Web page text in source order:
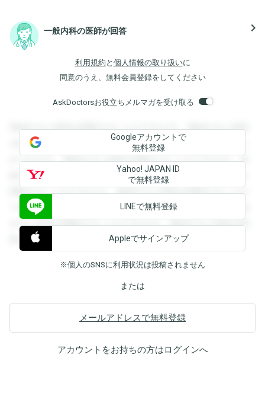
一般内科の医師が回答 navigate_next
利用規約 と 個人情報の取り扱いに
同意のうえ、無料会員登録をしてください
AskDoctorsお役立ちメルマガを受け取る
登録すると回答を閲覧することができます。登録すると回答
を閲覧することができます。登録すると回答を閲覧すること
ができます。登録すると回答を閲覧することができます。登
録すると回答を閲覧することができます。登録すると回答を
閲覧することができます。登録すると回答を閲覧することが
できます。登録すると回答を閲覧することができます。登録
すると回答を閲覧することができます。登録すると回答を閲
覧することができます。
Googleアカウントで
無料登録
Yahoo! JAPAN ID
で無料登録
LINEで無料登録
Appleでサインアップ
※個人のSNSに利用状況は投稿されません
または
メールアドレスで無料登録
アカウントをお持ちの方はログインへ